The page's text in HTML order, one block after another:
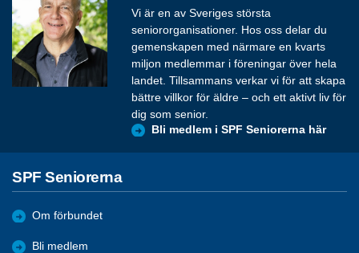
Vi är en av Sveriges största
seniororganisationer. Hos oss delar du
gemenskapen med närmare en kvarts
miljon medlemmar i föreningar över hela
landet. Tillsammans verkar vi för att skapa
bättre villkor för äldre – och ett aktivt liv för
dig som senior.
Bli medlem i SPF Seniorerna här
SPF Seniorerna
Om förbundet
Bli medlem